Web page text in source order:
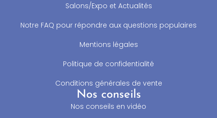
Salons/Expo et Actualités
Notre FAQ pour répondre aux questions populaires
Mentions légales
Politique de confidentialité
Conditions générales de vente
Nos conseils
Nos conseils en vidéo